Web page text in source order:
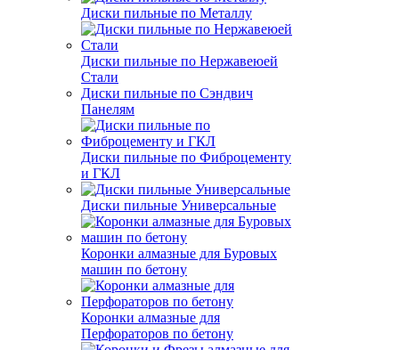
Диски пильные по Металлу
Диски пильные по Нержавеюей
Стали
Диски пильные по Сэндвич
Панелям
Диски пильные по Фиброцементу
и ГКЛ
Диски пильные Универсальные
Коронки алмазные для Буровых
машин по бетону
Коронки алмазные для
Перфораторов по бетону